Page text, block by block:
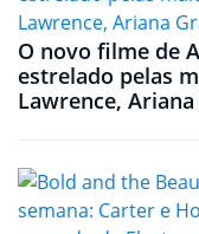
O novo filme de
estrelado pelas
Lawrence,